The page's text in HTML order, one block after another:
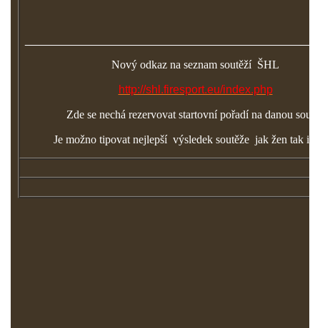
Nový odkaz na seznam soutěží ŠHL
http://shl.firesport.eu/index.php
Zde se nechá rezervovat startovní pořadí na danou
Je možno tipovat nejlepší výsledek soutěže jak žen tak i